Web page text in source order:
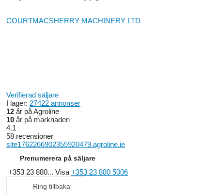
COURTMACSHERRY MACHINERY LTD
Verifierad säljare
I lager: 27422 annonser
12 år på Agroline
10 år på marknaden
4.1
58 recensioner
site1762266902355920479.agroline.ie
Prenumerera på säljare
+353 23 880... Visa +353 23 880 5006
Ring tillbaka